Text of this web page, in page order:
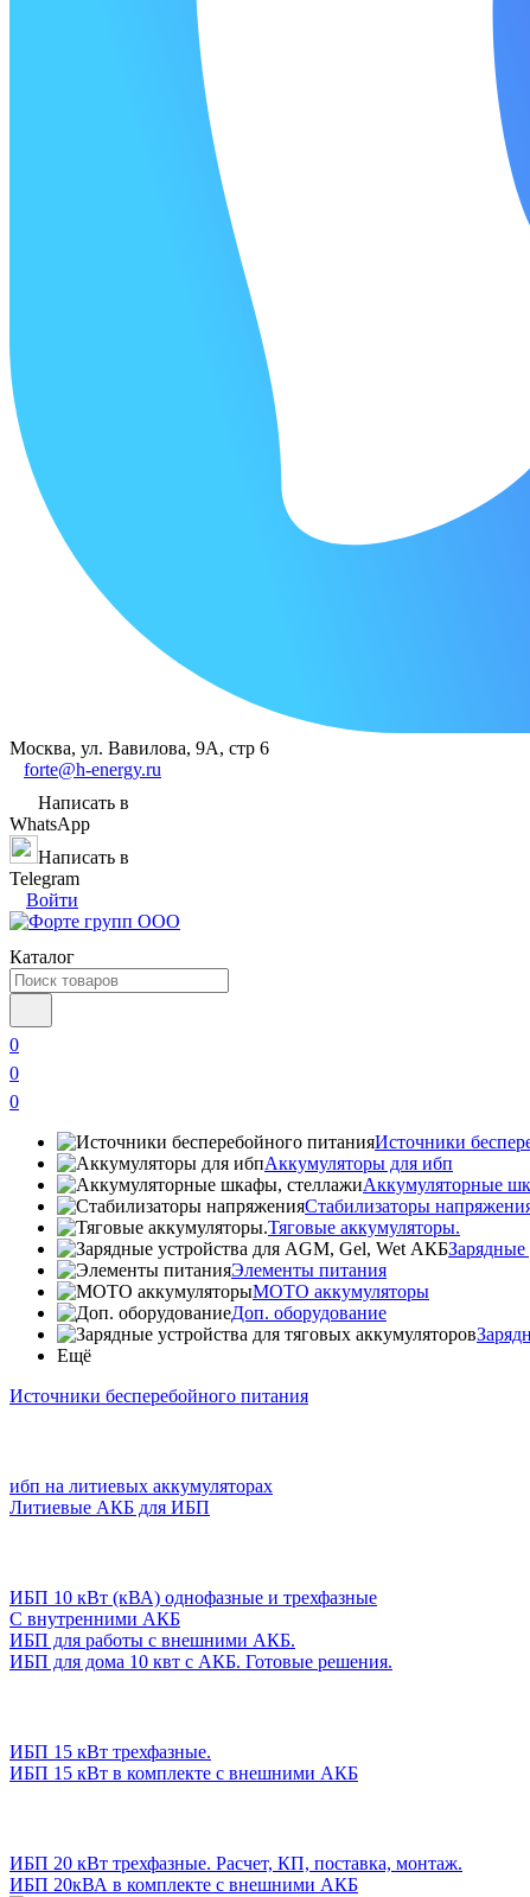
Москва, ул. Вавилова, 9А, стр 6
forte@h-energy.ru
Написать в
WhatsApp
Написать в
Telegram
Войти
Каталог
0
0
0
Источники
Аккумуляторы для ибп
Аккумуляторные
Стабилизаторы
Тяговые аккумуляторы.
Элементы питания
МОТО аккумуляторы
Доп. оборудование
Ещё
Источники бесперебойного питания
ибп на литиевых аккумуляторах
Литиевые АКБ для ИБП
ИБП 10 кВт (кВА) однофазные и трехфазные
С внутренними АКБ
ИБП для работы с внешними АКБ.
ИБП для дома 10 квт с АКБ. Готовые решения.
ИБП 15 кВт трехфазные.
ИБП 15 кВт в комплекте с внешними АКБ
ИБП 20 кВт трехфазные. Расчет, КП, поставка, монтаж.
ИБП 20кВА в комплекте с внешними АКБ